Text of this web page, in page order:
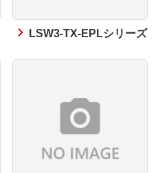
LSW3-TX-EPLシリーズ